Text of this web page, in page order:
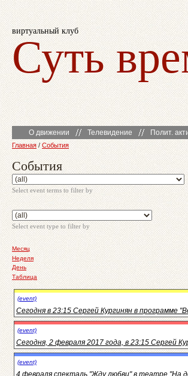
виртуальный клуб
Суть
О движении Телевидение Полит.
Главная / События
События
Select event terms to filter by
Select event type to filter by
Месяц
Неделя
День
Таблица
(event)
Сегодня в 23:15 Сергей Кургинян в программе
(event)
Сегодня, 2 февраля 2017 года, в 23:15 Сергей
(event)
4 февраля спекталь "Жду любви" в театре "На